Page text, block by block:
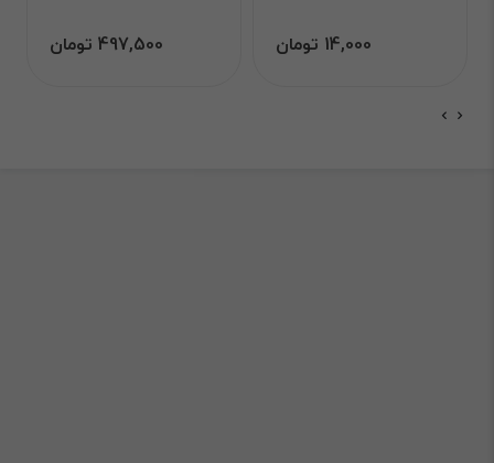
14,000 تومان
497,500 تومان